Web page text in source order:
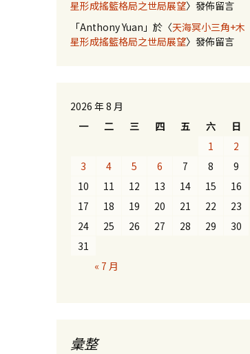
星形成搖籃格局之世局展望〉發佈留言
「Anthony Yuan 」於〈天海冥小三角+木
星形成搖籃格局之世局展望〉發佈留言
2026 年 8 月
一
二 三 四 五 六
日
1
2
3
4 5 6 7 8
9
10
11 12 13 14 15
16
17
18 19 20 21 22
23
24
25 26 27 28 29
30
31
« 7 月
彙整